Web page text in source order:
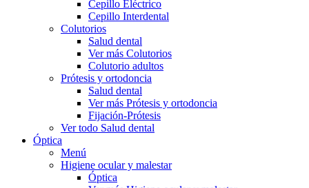
Cepillo Eléctrico
Cepillo Interdental
Colutorios
Salud dental
Ver más Colutorios
Colutorio adultos
Prótesis y ortodoncia
Salud dental
Ver más Prótesis y ortodoncia
Fijación-Prótesis
Ver todo Salud dental
Óptica
Menú
Higiene ocular y malestar
Óptica